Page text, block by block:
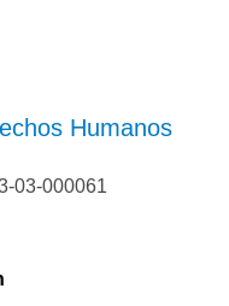
Humanos
03-000061